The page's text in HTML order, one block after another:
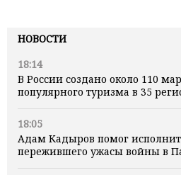
НОВОСТИ
18:14
В России создано около 110
популярного туризма в 35
18:05
Адам Кадыров помог
пережившего ужасы войны в